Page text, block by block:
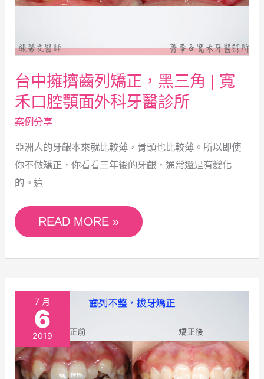
台中擁擠齒列矯正，黑三角 | 寬
禾口腔顎面外科牙醫診所
案例分享
亞洲人的牙齦本來就比較薄，骨頭也比較薄。所以即使
你不做矯正，你看看三年後的牙齦，通常還是有變化
的。這
正，
三
角
|
寬
腔
顎
面
科
牙
醫
診
READ MORE »
7 月
6
2019
台
中
擁
擠